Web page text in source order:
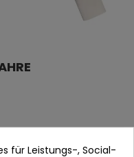
für Leistungs-, Social-